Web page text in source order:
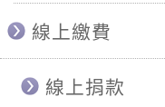
線上繳費
線上捐款